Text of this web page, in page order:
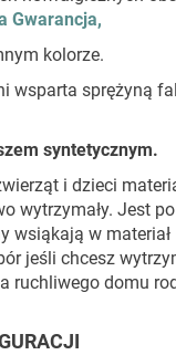
Gwarancja,
kolorze.
wsparta sprężyną
syntetycznym.
i dzieci
wytrzymały. Jest
wsiąkają w materiał
jeśli chcesz
ruchliwego domu